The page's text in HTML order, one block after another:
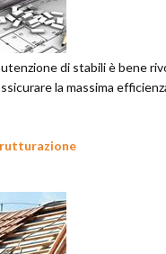
di stabili è bene
la massima